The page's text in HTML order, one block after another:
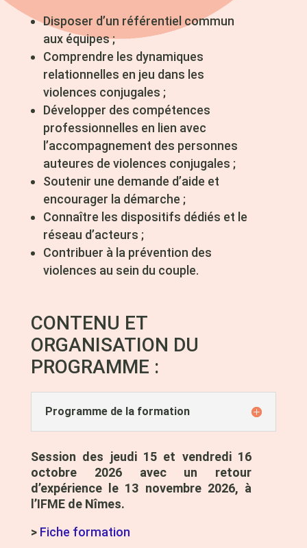
Disposer d’un référentiel commun
aux équipes ;
Comprendre les dynamiques
relationnelles en jeu dans les
violences conjugales ;
Développer des compétences
professionnelles en lien avec
l’accompagnement des personnes
auteures de violences conjugales ;
Soutenir une demande d’aide et
encourager la démarche ;
Connaître les dispositifs dédiés et le
réseau d’acteurs ;
Contribuer à la prévention des
violences au sein du couple.
CONTENU ET
ORGANISATION DU
PROGRAMME :
Programme de la formation
Session des jeudi 15 et vendredi 16
octobre 2026 avec un retour
d’expérience le 13 novembre 2026, à
l’IFME de Nîmes.
> Fiche formation